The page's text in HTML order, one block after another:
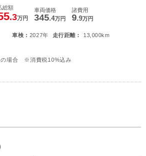
総額
.3万円
車両価格
345.4万円
諸費用
9.9万円
車検 : 2027年 走行距離 :
13,000km
の場合 ※消費税10%込み